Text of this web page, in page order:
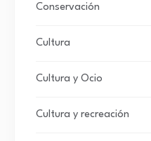
Conservación
Cultura
Cultura y Ocio
Cultura y recreación